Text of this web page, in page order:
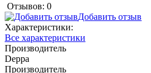
Отзывов: 0
Добавить отзыв
Характеристики:
Все характеристики
Производитель
Deppa
Производитель